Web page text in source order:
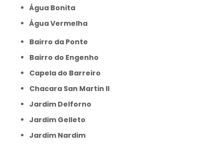
Água Bonita
Água Vermelha
Bairro da Ponte
Bairro do Engenho
Capela do Barreiro
Chacara San Martin II
Jardim Delforno
Jardim Gelleto
Jardim Nardim